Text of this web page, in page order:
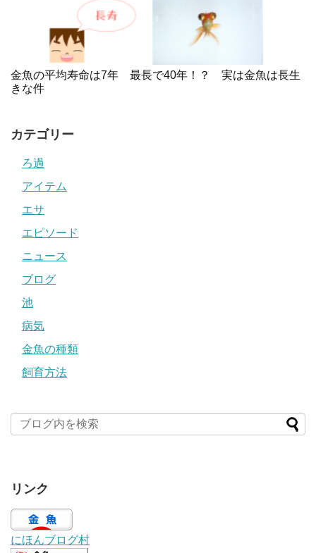
金魚の平均寿命は7年 最長で40年！？ 実は金魚は長生
きな件
カテゴリー
ろ過
アイテム
エサ
エピソード
ニュース
ブログ
池
病気
金魚の種類
飼育方法
リンク
にほんブログ村